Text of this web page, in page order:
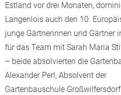
Estland vor drei Monaten,
Langenlois auch den 10.
junge Gärtnerinnen und Gärtner
für das Team mit Sarah Maria
– beide absolvierten die
Alexander Perl, Absolvent der
Gartenbauschule